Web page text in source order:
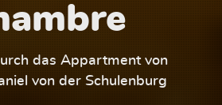
das Appartment von
von der Schulenburg